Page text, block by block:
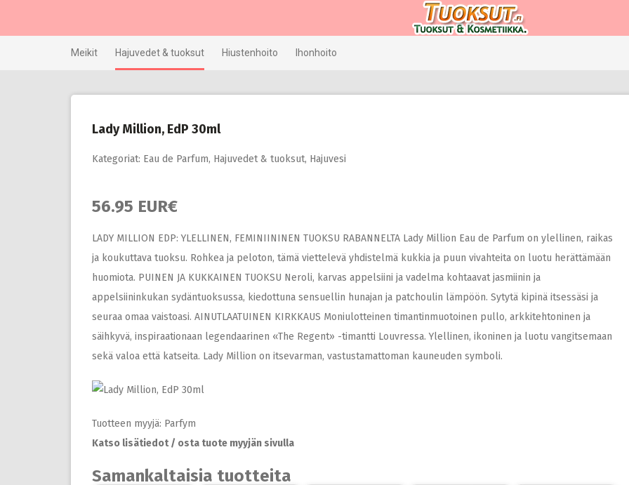
Meikit Hajuvedet & tuoksut Hiustenhoito Ihonhoito
Lady Million, EdP 30ml
Kategoriat: Eau de Parfum, Hajuvedet & tuoksut, Hajuvesi
56.95 EUR€
LADY MILLION EDP: YLELLINEN, FEMINIININEN TUOKSU RABANNELTA Lady Million Eau de Parfum on ylellinen, raikas
ja koukuttava tuoksu. Rohkea ja peloton, tämä viettelevä yhdistelmä kukkia ja puun vivahteita on luotu herättämään
huomiota. PUINEN JA KUKKAINEN TUOKSU Neroli, karvas appelsiini ja vadelma kohtaavat jasmiinin ja
appelsiininkukan sydäntuoksussa, kiedottuna sensuellin hunajan ja patchoulin lämpöön. Sytytä kipinä itsessäsi ja
seuraa omaa vaistoasi. AINUTLAATUINEN KIRKKAUS Moniulotteinen timantinmuotoinen pullo, arkkitehtoninen ja
säihkyvä, inspiraationaan legendaarinen «The Regent» -timantti Louvressa. Ylellinen, ikoninen ja luotu vangitsemaan
sekä valoa että katseita. Lady Million on itsevarman, vastustamattoman kauneuden symboli.
Tuotteen myyjä: Parfym
Katso lisätiedot / osta tuote myyjän sivulla
Samankaltaisia tuotteita